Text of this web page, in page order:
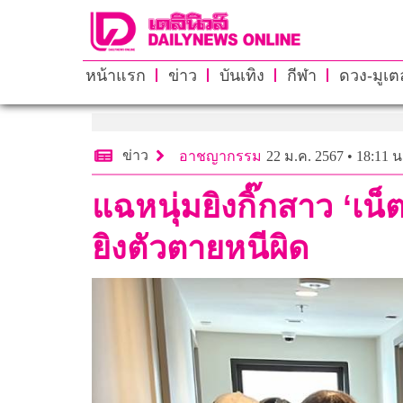
หน้าแรก ข่าว บันเทิง กีฬา ดวง-มูเต
ข่าว อาชญากรรม 22 ม.ค. 2567 • 18:11
แฉหนุ่มยิงกิ๊กสาว ‘เ
ยิงตัวตายหนีผิด